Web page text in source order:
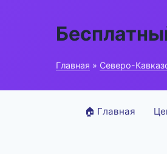
Главная » Северо-
🏠 Главная